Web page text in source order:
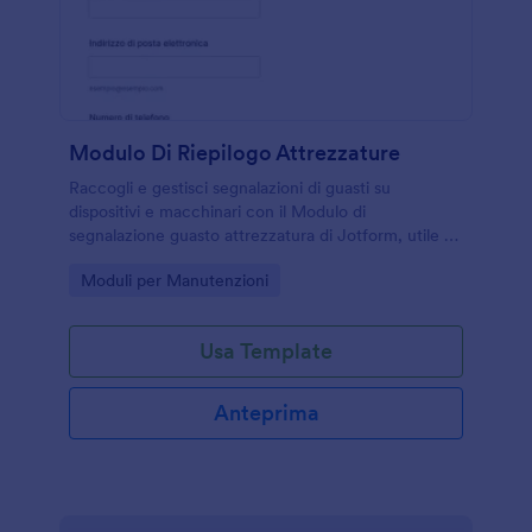
Modulo Di Riepilogo Attrezzature
Raccogli e gestisci segnalazioni di guasti su
dispositivi e macchinari con il Modulo di
segnalazione guasto attrezzatura di Jotform, utile a
raccolta dati e la presa in carico.
Go to Category:
Moduli per Manutenzioni
Usa Template
Anteprima